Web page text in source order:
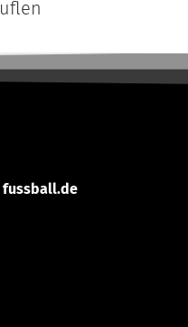
fussball.de